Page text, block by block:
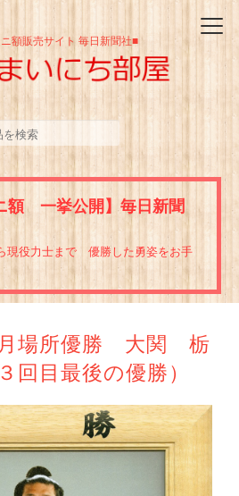
額販売サイト 毎日新聞社■
額 一挙公開】毎日新聞
現役力士まで 優勝した勇姿をお手
月場所優勝 大関 栃
回目最後の優勝）